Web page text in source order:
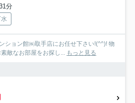
分
ション館㈱取手店にお任せ下さい!(^^)! 物
敵なお部屋をお探し... もっと見る